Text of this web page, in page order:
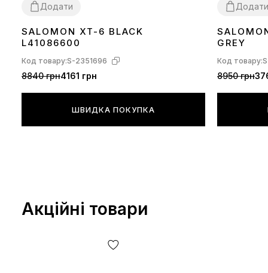
Додати
4041 42 43 44 45
SALOMON XT-6 BLACK
L41086600
Код товару:S-2351696
8840 грн4161 грн
ШВИДКА ПОКУПКА
Додати
4445
GREY
Код товару:
8950 грн
Акційні товари